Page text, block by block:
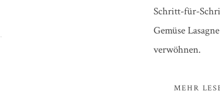
Schritt-für-
Gemüse
verwöhnen.
MEHR